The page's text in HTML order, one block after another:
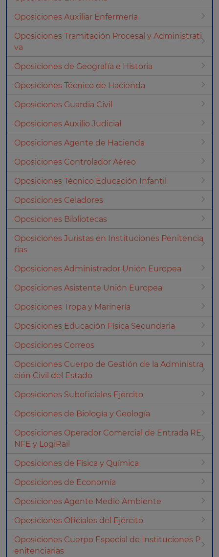
Oposiciones Auxiliar Enfermería
Oposiciones Tramitación Procesal y Administrati
va
Oposiciones de Geografía e Historia
Oposiciones Técnico de Hacienda
Oposiciones Guardia Civil
Oposiciones Auxilio Judicial
Oposiciones Agente de Hacienda
Oposiciones Controlador Aéreo
Oposiciones Técnico Educación Infantil
Oposiciones Celadores
Oposiciones Bibliotecas
Oposiciones Juristas en Instituciones Penitencia
rias
Oposiciones Administrador Unión Europea
Oposiciones Asistente Unión Europea
Oposiciones Tropa y Marinería
Oposiciones Educación Física Secundaria
Oposiciones Correos
Oposiciones Cuerpo de Gestión de la Administra
ción Civil del Estado
Oposiciones Suboficiales Ejército
Oposiciones de Biología y Geología
Oposiciones Operador Comercial de Entrada RE
NFE y LogiRail
Oposiciones de Física y Química
Oposiciones de Economía
Oposiciones Agente Medio Ambiente
Oposiciones Oficiales del Ejército
Oposiciones Cuerpo Especial de Instituciones P
enitenciarias